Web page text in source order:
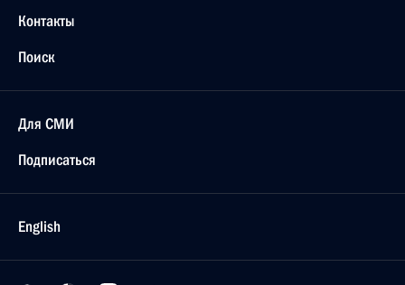
Контакты
Поиск
Для СМИ
Подписаться
English